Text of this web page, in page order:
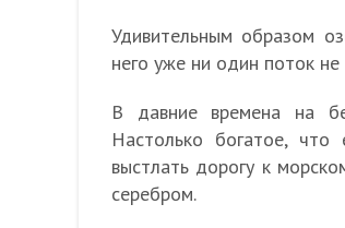
Удивительным образом
него уже ни один поток
В давние времена на
Настолько богатое, что
выстлать дорогу к
серебром.